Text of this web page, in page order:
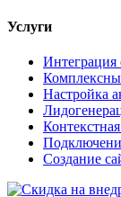
Услуги
Интеграция
Настройка
Создание